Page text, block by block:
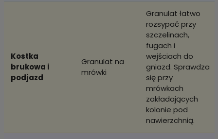
Kostka
brukowa i
podjazd
Granulat na
mrówki
Granulat łatwo
rozsypać przy
szczelinach,
fugach i
wejściach do
gniazd. Sprawdza
się przy
mrówkach
zakładających
kolonie pod
nawierzchnią.